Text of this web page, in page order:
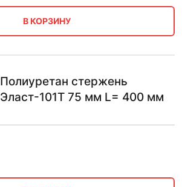
В КОРЗИНУ
Полиуретан стержень
Эласт-101Т 75 мм L= 400 мм